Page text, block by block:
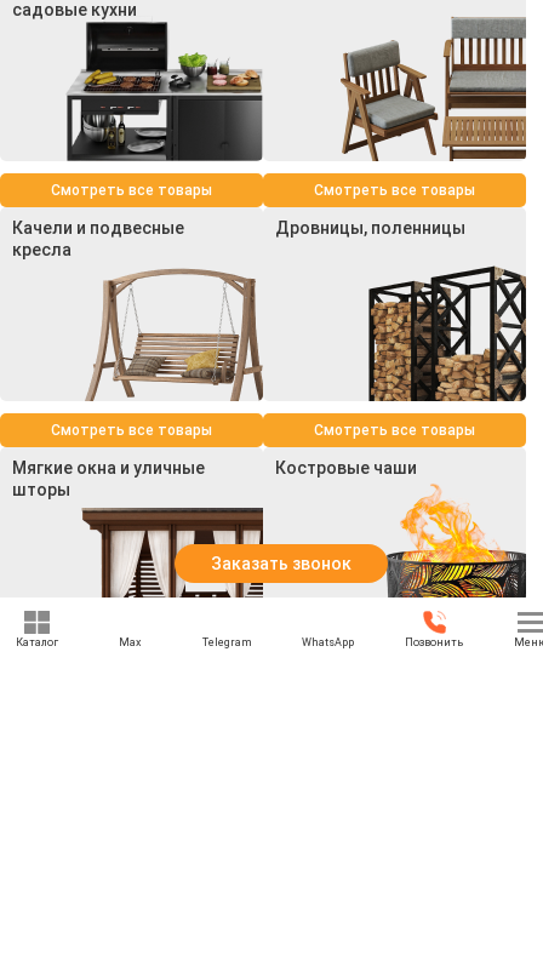
садовые кухни
Смотреть все товары Смотреть все товары
Качели и подвесные
кресла
Смотреть все товары
Дровницы, поленницы
Смотреть все товары
Мягкие окна и уличные
шторы
Костровые чаши
Заказать звонок
Каталог Max Telegram WhatsApp Позвонить